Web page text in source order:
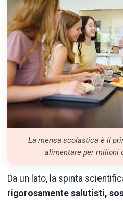
La mensa scolastica è il
alimentare per milioni
Da un lato, la spinta
rigorosamente salutisti,